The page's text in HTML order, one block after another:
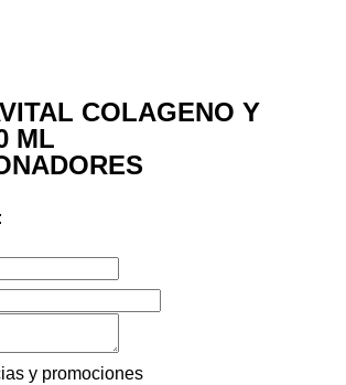
COLAGENO Y
ML
y promociones